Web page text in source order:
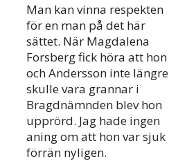
Man kan vinna respekten
för en man på det här
sättet. När Magdalena
Forsberg fick höra att hon
och Andersson inte längre
skulle vara grannar i
Bragdnämnden blev hon
upprörd. Jag hade ingen
aning om att hon var sjuk
förrän nyligen.